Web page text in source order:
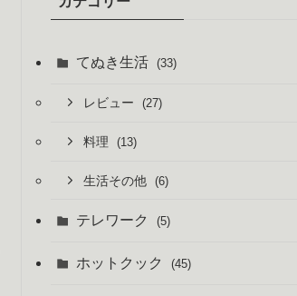
てぬき生活 (33)
レビュー (27)
料理 (13)
生活その他 (6)
テレワーク (5)
ホットクック (45)